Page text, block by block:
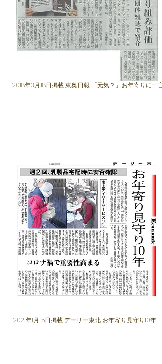
2018年3月18日掲載 東奥日報 「元気？」お年寄りに一言
2021年1月15日掲載 デーリー東北 お年寄り見守り10年